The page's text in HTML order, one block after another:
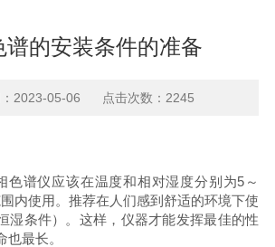
谱的安装条件的准备
：2023-05-06 点击次数：2245
色谱仪应该在温度和相对湿度分别为5 ～
内使用。推荐在人们感到舒适的环境下使
湿条件）。这样，仪器才能发挥最佳的性
最长。